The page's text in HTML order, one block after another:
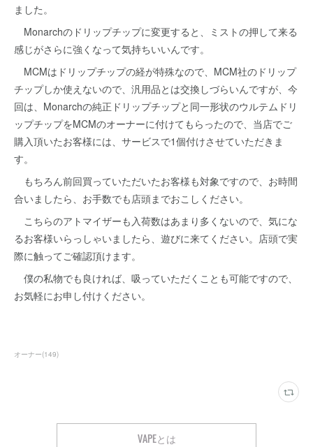
ました。
Monarchのドリップチップに変更すると、ミストの押して来る
感じがさらに強くなって気持ちいいんです。
MCMはドリップチップの経が特殊なので、MCM社のドリップ
チップしか使えないので、汎用品とは交換しづらいんですが、今
回は、Monarchの純正ドリップチップと同一形状のウルテムドリ
ップチップをMCMのオーナーに付けてもらったので、当店でご
購入頂いたお客様には、サービスで1個付けさせていただきま
す。
もちろん前回買っていただいたお客様も対象ですので、お時間
合いましたら、お手数でも店頭までおこしください。
こちらのアトマイザーも入荷数はあまり多くないので、気にな
るお客様いらっしゃいましたら、遊びに来てください。店頭で実
際に触ってご確認頂けます。
僕の私物でも良ければ、吸っていただくことも可能ですので、
お気軽にお申し付けください。
オーナー(149)
VAPEとは